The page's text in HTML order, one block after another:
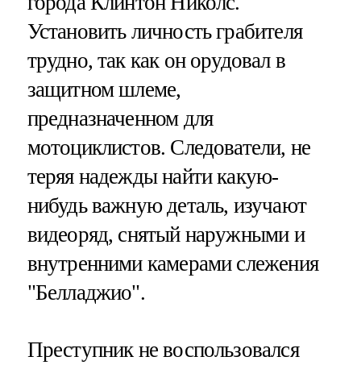
Установить личность грабителя
трудно, так как он орудовал в
защитном шлеме,
предназначенном для
мотоциклистов. Следователи, не
теряя надежды найти какую-
нибудь важную деталь, изучают
видеоряд, снятый наружными и
внутренними камерами слежения
"Белладжио".
Преступник не воспользовался